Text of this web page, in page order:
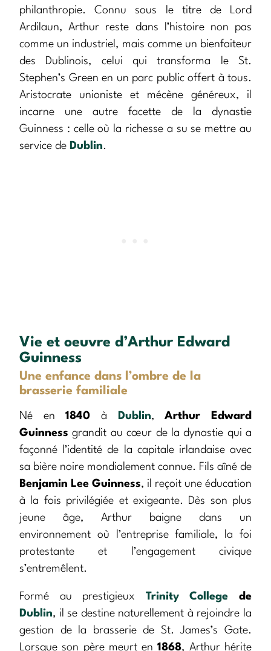
philanthropie. Connu sous le titre de Lord
Ardilaun, Arthur reste dans l’histoire non pas
comme un industriel, mais comme un bienfaiteur
des Dublinois, celui qui transforma le St.
Stephen’s Green en un parc public offert à tous.
Aristocrate unioniste et mécène généreux, il
incarne une autre facette de la dynastie
Guinness : celle où la richesse a su se mettre au
service de Dublin.
Vie et oeuvre d’Arthur Edward
Guinness
Une enfance dans l’ombre de la
brasserie familiale
Né en1840 à Dublin,Arthur Edward
Guinness grandit au cœur de la dynastie qui a
façonné l’identité de la capitale irlandaise avec
sa bière noire mondialement connue. Fils aîné de
Benjamin Lee Guinness, il reçoit une éducation
à la fois privilégiée et exigeante. Dès son plus
jeune âge, Arthur baigne dans un
environnement où l’entreprise familiale, la foi
protestante et l’engagement civique
s’entremêlent.
Formé au prestigieux Trinity College de
Dublin, il se destine naturellement à rejoindre la
gestion de la brasserie de St. James’s Gate.
Lorsque son père meurt en1868, Arthur hérite